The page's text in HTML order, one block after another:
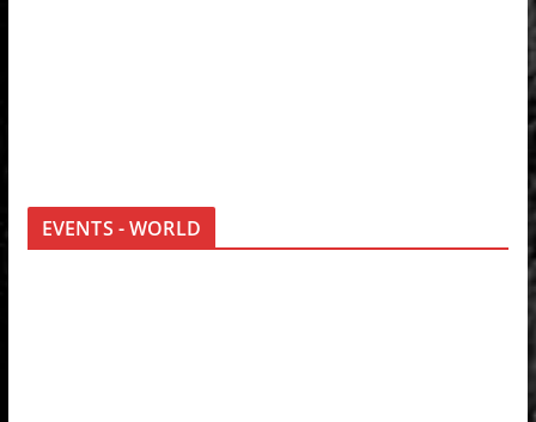
EVENTS - WORLD